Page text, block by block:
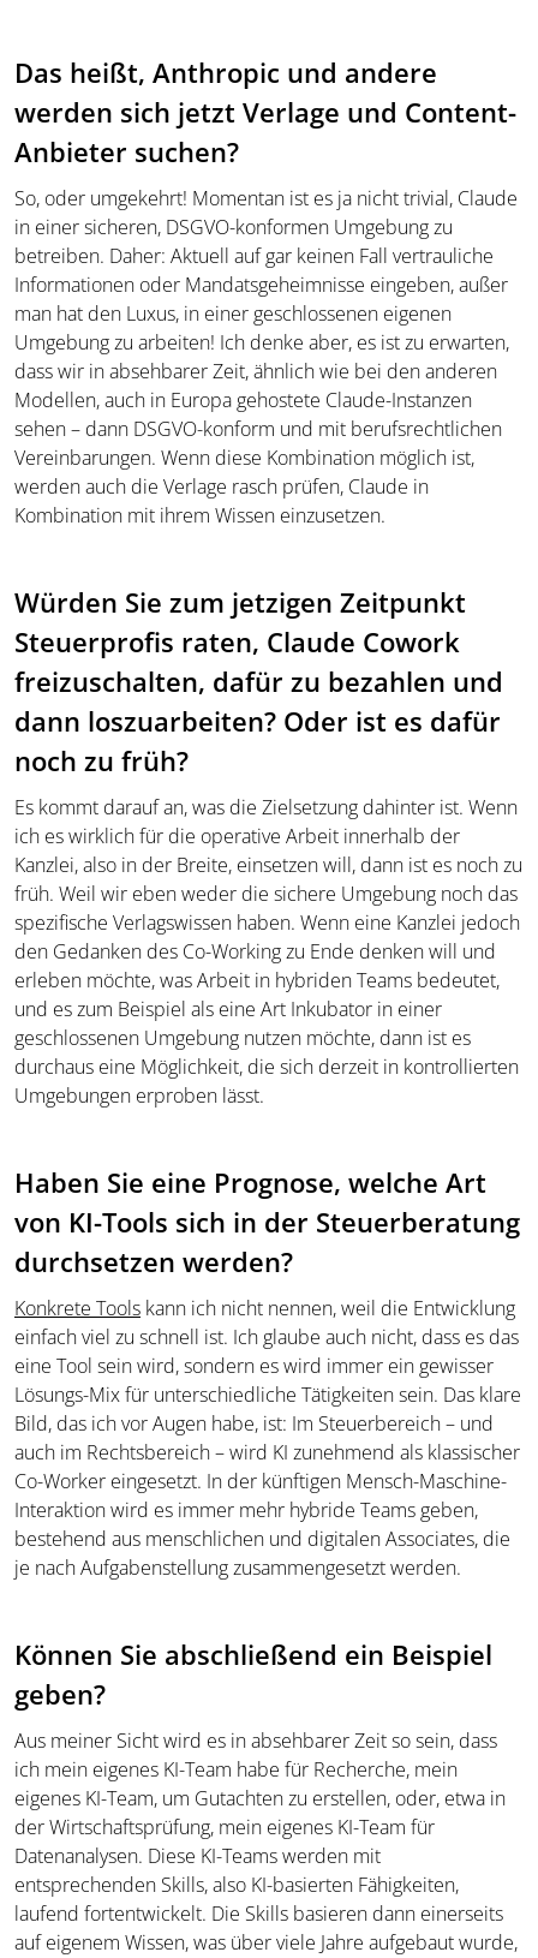
Das heißt, Anthropic und andere
werden sich jetzt Verlage und Content-
Anbieter suchen?
So, oder umgekehrt! Momentan ist es ja nicht trivial, Claude
in einer sicheren, DSGVO-konformen Umgebung zu
betreiben. Daher: Aktuell auf gar keinen Fall vertrauliche
Informationen oder Mandatsgeheimnisse eingeben, außer
man hat den Luxus, in einer geschlossenen eigenen
Umgebung zu arbeiten! Ich denke aber, es ist zu erwarten,
dass wir in absehbarer Zeit, ähnlich wie bei den anderen
Modellen, auch in Europa gehostete Claude-Instanzen
sehen – dann DSGVO-konform und mit berufsrechtlichen
Vereinbarungen. Wenn diese Kombination möglich ist,
werden auch die Verlage rasch prüfen, Claude in
Kombination mit ihrem Wissen einzusetzen.
Würden Sie zum jetzigen Zeitpunkt
Steuerprofis raten, Claude Cowork
freizuschalten, dafür zu bezahlen und
dann loszuarbeiten? Oder ist es dafür
noch zu früh?
Es kommt darauf an, was die Zielsetzung dahinter ist. Wenn
ich es wirklich für die operative Arbeit innerhalb der
Kanzlei, also in der Breite, einsetzen will, dann ist es noch zu
früh. Weil wir eben weder die sichere Umgebung noch das
spezifische Verlagswissen haben. Wenn eine Kanzlei jedoch
den Gedanken des Co-Working zu Ende denken will und
erleben möchte, was Arbeit in hybriden Teams bedeutet,
und es zum Beispiel als eine Art Inkubator in einer
geschlossenen Umgebung nutzen möchte, dann ist es
durchaus eine Möglichkeit, die sich derzeit in kontrollierten
Umgebungen erproben lässt.
Haben Sie eine Prognose, welche Art
von KI-Tools sich in der Steuerberatung
durchsetzen werden?
Konkrete Tools kann ich nicht nennen, weil die Entwicklung
einfach viel zu schnell ist. Ich glaube auch nicht, dass es das
eine Tool sein wird, sondern es wird immer ein gewisser
Lösungs-Mix für unterschiedliche Tätigkeiten sein. Das klare
Bild, das ich vor Augen habe, ist: Im Steuerbereich – und
auch im Rechtsbereich – wird KI zunehmend als klassischer
Co-Worker eingesetzt. In der künftigen Mensch-Maschine-
Interaktion wird es immer mehr hybride Teams geben,
bestehend aus menschlichen und digitalen Associates, die
je nach Aufgabenstellung zusammengesetzt werden.
Können Sie abschließend ein Beispiel
geben?
Aus meiner Sicht wird es in absehbarer Zeit so sein, dass
ich mein eigenes KI-Team habe für Recherche, mein
eigenes KI-Team, um Gutachten zu erstellen, oder, etwa in
der Wirtschaftsprüfung, mein eigenes KI-Team für
Datenanalysen. Diese KI-Teams werden mit
entsprechenden Skills, also KI-basierten Fähigkeiten,
laufend fortentwickelt. Die Skills basieren dann einerseits
auf eigenem Wissen, was über viele Jahre aufgebaut wurde,